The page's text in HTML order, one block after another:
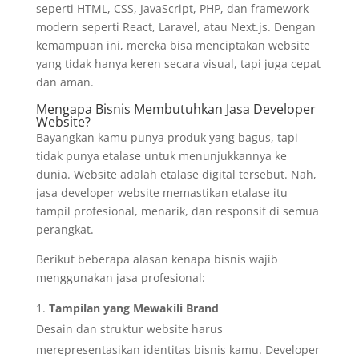
seperti HTML, CSS, JavaScript, PHP, dan framework
modern seperti React, Laravel, atau Next.js. Dengan
kemampuan ini, mereka bisa menciptakan website
yang tidak hanya keren secara visual, tapi juga cepat
dan aman.
Mengapa Bisnis Membutuhkan Jasa Developer
Website?
Bayangkan kamu punya produk yang bagus, tapi
tidak punya etalase untuk menunjukkannya ke
dunia. Website adalah etalase digital tersebut. Nah,
jasa developer website memastikan etalase itu
tampil profesional, menarik, dan responsif di semua
perangkat.
Berikut beberapa alasan kenapa bisnis wajib
menggunakan jasa profesional:
Tampilan yang Mewakili Brand
Desain dan struktur website harus
merepresentasikan identitas bisnis kamu. Developer